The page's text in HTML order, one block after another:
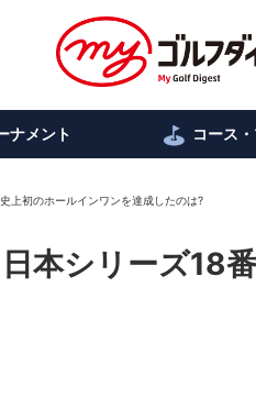
ナメント コース
上初のホールインワンを達成したのは?
本シリーズ18